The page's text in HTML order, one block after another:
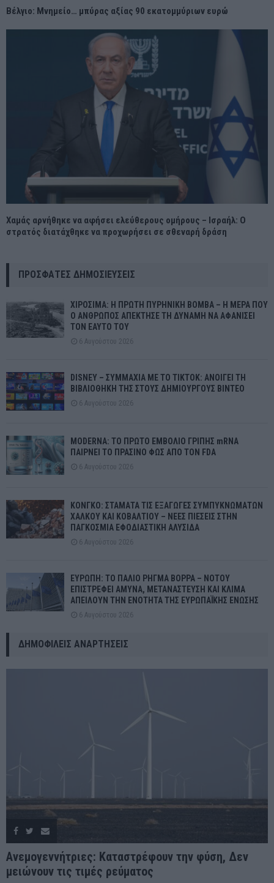
Βέλγιο: Μνημείο… μπύρας αξίας 90 εκατομμύριων ευρώ
Χαμάς αρνήθηκε να αφήσει ελεύθερους ομήρους – Ισραήλ: Ο
στρατός διατάχθηκε να προχωρήσει σε σθεναρή δράση
ΠΡΌΣΦΑΤΕΣ ΔΗΜΟΣΙΕΎΣΕΙΣ
ΧΙΡΟΣΙΜΑ: Η ΠΡΩΤΗ ΠΥΡΗΝΙΚΗ ΒΟΜΒΑ – Η ΜΕΡΑ ΠΟΥ
Ο ΑΝΘΡΩΠΟΣ ΑΠΕΚΤΗΣΕ ΤΗ ΔΥΝΑΜΗ ΝΑ ΑΦΑΝΙΣΕΙ
ΤΟΝ ΕΑΥΤΟ ΤΟΥ
6 Αυγούστου 2026
DISNEY – ΣΥΜΜΑΧΙΑ ΜΕ ΤΟ TIKTOK: ΑΝΟΙΓΕΙ ΤΗ
ΒΙΒΛΙΟΘΗΚΗ ΤΗΣ ΣΤΟΥΣ ΔΗΜΙΟΥΡΓΟΥΣ ΒΙΝΤΕΟ
6 Αυγούστου 2026
MODERNA: ΤΟ ΠΡΩΤΟ ΕΜΒΟΛΙΟ ΓΡΙΠΗΣ mRNA
ΠΑΙΡΝΕΙ ΤΟ ΠΡΑΣΙΝΟ ΦΩΣ ΑΠΟ ΤΟΝ FDA
6 Αυγούστου 2026
ΚΟΝΓΚΟ: ΣΤΑΜΑΤΑ ΤΙΣ ΕΞΑΓΩΓΕΣ ΣΥΜΠΥΚΝΩΜΑΤΩΝ
ΧΑΛΚΟΥ ΚΑΙ ΚΟΒΑΛΤΙΟΥ – ΝΕΕΣ ΠΙΕΣΕΙΣ ΣΤΗΝ
ΠΑΓΚΟΣΜΙΑ ΕΦΟΔΙΑΣΤΙΚΗ ΑΛΥΣΙΔΑ
6 Αυγούστου 2026
ΕΥΡΩΠΗ: ΤΟ ΠΑΛΙΟ ΡΗΓΜΑ ΒΟΡΡΑ – ΝΟΤΟΥ
ΕΠΙΣΤΡΕΦΕΙ ΑΜΥΝΑ, ΜΕΤΑΝΑΣΤΕΥΣΗ ΚΑΙ ΚΛΙΜΑ
ΑΠΕΙΛΟΥΝ ΤΗΝ ΕΝΟΤΗΤΑ ΤΗΣ ΕΥΡΩΠΑΪΚΗΣ ΕΝΩΣΗΣ
6 Αυγούστου 2026
ΔΗΜΟΦΙΛΕΊΣ ΑΝΑΡΤΉΣΕΙΣ
Ανεμογεννήτριες: Καταστρέφουν την φύση, Δεν
μειώνουν τις τιμές ρεύματος